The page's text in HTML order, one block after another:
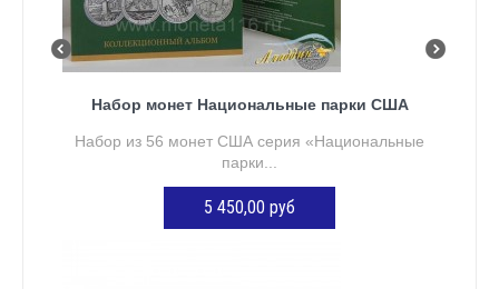
Набор монет Национальные парки США
Набор из 56 монет США серия «Национальные
парки...
5 450,00 руб